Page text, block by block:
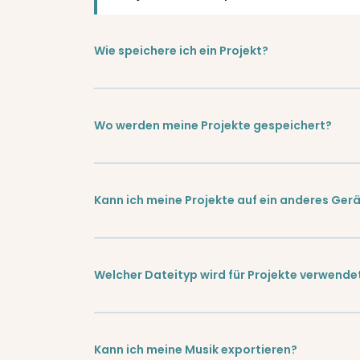
Wie speichere ich ein Projekt?
Wo werden meine Projekte gespeichert?
Kann ich meine Projekte auf ein anderes
Welcher Dateityp wird für Projekte
Kann ich meine Musik exportieren?